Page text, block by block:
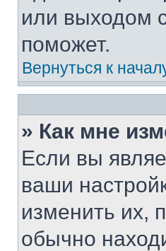
или выходом
поможет.
Вернуться к
» Как мне
Если вы
ваши
изменить их,
обычно